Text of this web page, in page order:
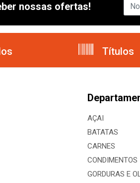
nossas ofertas!
Títulos
AÇAI
BATATAS
CARNES
CONDIMENTOS
GORDURAS E